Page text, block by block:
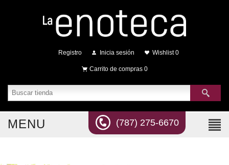
Registro Inicia sesión Wishlist 0
Carrito de compras 0
(787) 275-6670
MENU